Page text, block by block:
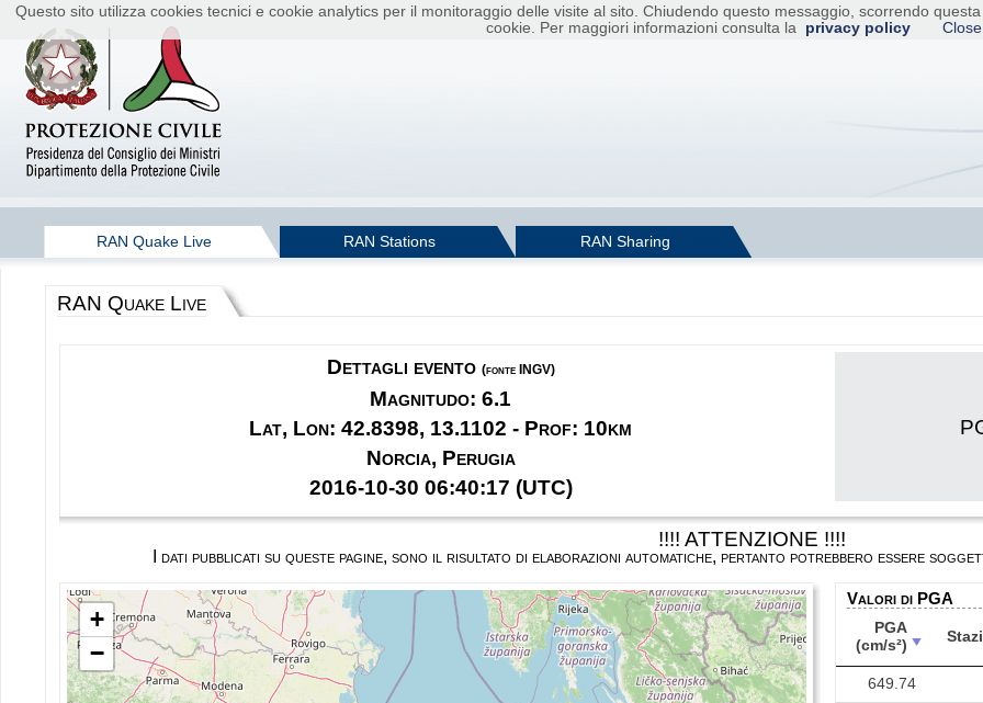
Questo sito utilizza cookies tecnici e cookie analytics per il monitoraggio delle visite al sito. Chiudendo questo messaggio, scorrendo
cookie. Per maggiori informazioni consulta la
privacy policy
RAN Quake Live RAN Stations RAN Sharing
RAN Quake Live
Dettagli evento (fonte INGV)
Magnitudo: 6.1
Lat, Lon: 42.8398, 13.1102 - Prof: 10km
Norcia, Perugia
2016-10-30 06:40:17 (UTC)
!!!! ATTENZIONE !!!!
I dati pubblicati su queste pagine, sono il risultato di elaborazioni automatiche, pertanto potrebbero essere
+
−
Valori di PGA
PGA
(cm/s²)
PGA
(cm/s²)
649.74